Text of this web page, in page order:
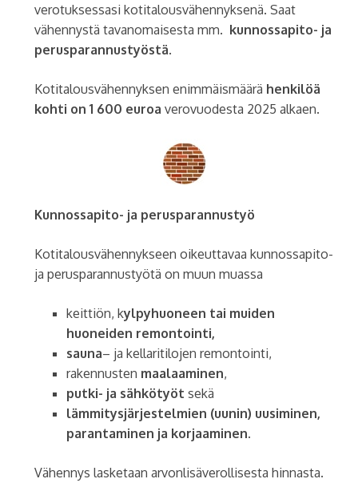
verotuksessasi kotitalousvähennyksenä. Saat
vähennystä tavanomaisesta mm. kunnossapito- ja
perusparannustyöstä.
Kotitalousvähennyksen enimmäismäärä henkilöä
kohti on 1 600 euroa verovuodesta 2025 alkaen.
Kunnossapito- ja perusparannustyö
Kotitalousvähennykseen oikeuttavaa kunnossapito-
ja perusparannustyötä on muun muassa
keittiön, kylpyhuoneen tai muiden
huoneiden remontointi,
sauna– ja kellaritilojen remontointi,
rakennusten maalaaminen,
putki- ja sähkötyöt sekä
lämmitysjärjestelmien (uunin) uusiminen,
parantaminen ja korjaaminen.
Vähennys lasketaan arvonlisäverollisesta hinnasta.